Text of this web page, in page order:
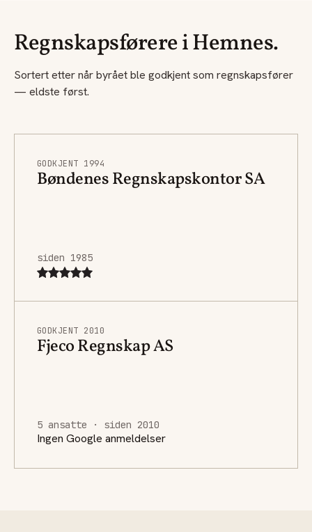
Regnskapsførere i Hemnes.
Sortert etter når byrået ble godkjent som regnskapsfører
— eldste først.
GODKJENT 1994
Bøndenes Regnskapskontor SA
siden 1985
GODKJENT 2010
Fjeco Regnskap AS
5 ansatte · siden 2010
Ingen Google anmeldelser